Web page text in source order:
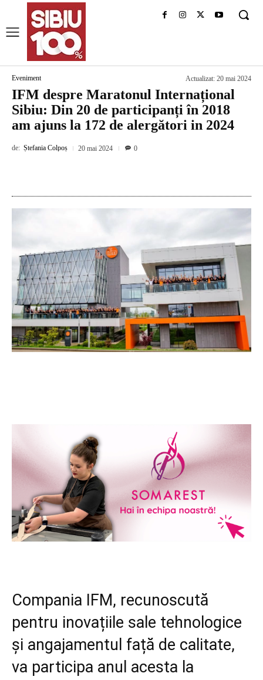
Eveniment Actualizat: 20 mai 2024
IFM despre Maratonul Internațional
Sibiu: Din 20 de participanți în 2018
am ajuns la 172 de alergători in 2024
de: Ștefania Colpoș 20 mai 2024 0
Compania IFM, recunoscută
pentru inovațiile sale tehnologice
și angajamentul față de calitate,
va participa anul acesta la